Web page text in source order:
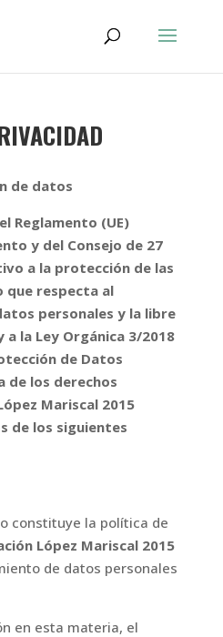
de datos
Reglamento (UE)
y del Consejo de 27
a la protección de las
que respecta al
personales y la libre
la Ley Orgánica 3/2018
de Datos
de los derechos
Mariscal 2015
de los siguientes
constituye la política de
López Mariscal 2015
de datos personales
en esta materia, el